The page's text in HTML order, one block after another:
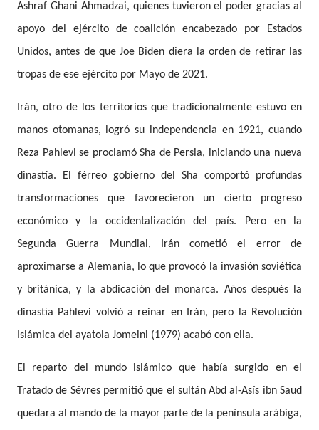
Ashraf Ghani Ahmadzai, quienes tuvieron el poder gracias al
apoyo del ejército de coalición encabezado por Estados
Unidos, antes de que Joe Biden diera la orden de retirar las
tropas de ese ejército por Mayo de 2021.
Irán, otro de los territorios que tradicionalmente estuvo en
manos otomanas, logró su independencia en 1921, cuando
Reza Pahlevi se proclamó Sha de Persia, iniciando una nueva
dinastía. El férreo gobierno del Sha comportó profundas
transformaciones que favorecieron un cierto progreso
económico y la occidentalización del país. Pero en la
Segunda Guerra Mundial, Irán cometió el error de
aproximarse a Alemania, lo que provocó la invasión soviética
y británica, y la abdicación del monarca. Años después la
dinastía Pahlevi volvió a reinar en Irán, pero la Revolución
Islámica del ayatola Jomeini (1979) acabó con ella.
El reparto del mundo islámico que había surgido en el
Tratado de Sévres permitió que el sultán Abd al-Asís ibn Saud
quedara al mando de la mayor parte de la península arábiga,